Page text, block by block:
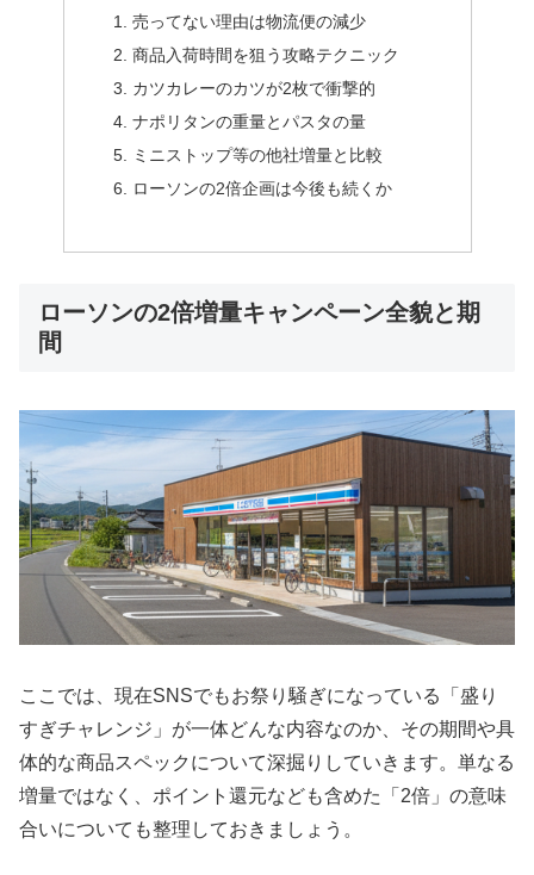
売ってない理由は物流便の減少
商品入荷時間を狙う攻略テクニック
カツカレーのカツが2枚で衝撃的
ナポリタンの重量とパスタの量
ミニストップ等の他社増量と比較
ローソンの2倍企画は今後も続くか
ローソンの2倍増量キャンペーン全貌と期
間
ここでは、現在SNSでもお祭り騒ぎになっている「盛り
すぎチャレンジ」が一体どんな内容なのか、その期間や具
体的な商品スペックについて深掘りしていきます。単なる
増量ではなく、ポイント還元なども含めた「2倍」の意味
合いについても整理しておきましょう。